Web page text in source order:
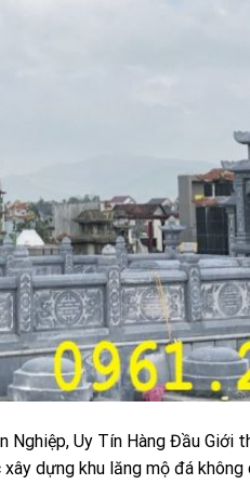
Nghiệp, Uy Tín Hàng Đầu Giới
dựng khu lăng mộ đá không